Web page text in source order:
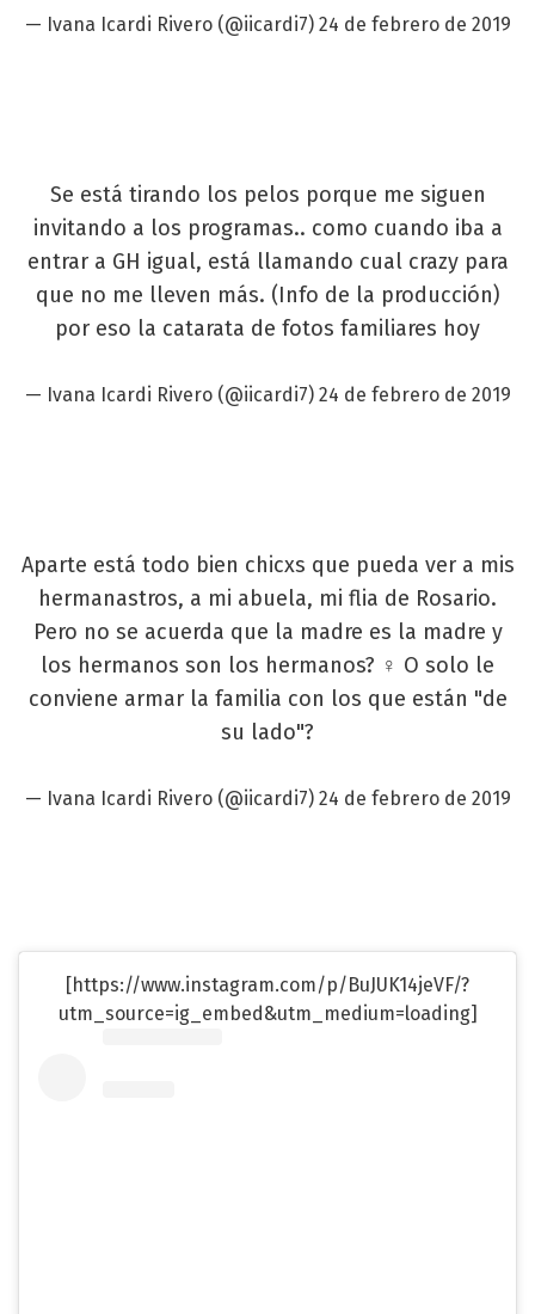
— Ivana Icardi Rivero (@iicardi7) 24 de febrero de 2019
Se está tirando los pelos porque me siguen
invitando a los programas.. como cuando iba a
entrar a GH igual, está llamando cual crazy para
que no me lleven más. (Info de la producción)
por eso la catarata de fotos familiares hoy
— Ivana Icardi Rivero (@iicardi7) 24 de febrero de 2019
Aparte está todo bien chicxs que pueda ver a mis
hermanastros, a mi abuela, mi flia de Rosario.
Pero no se acuerda que la madre es la madre y
los hermanos son los hermanos? ♀️ O solo le
conviene armar la familia con los que están "de
su lado"?
— Ivana Icardi Rivero (@iicardi7) 24 de febrero de 2019
[https://www.instagram.com/p/BuJUK14jeVF/?
utm_source=ig_embed&utm_medium=loading]